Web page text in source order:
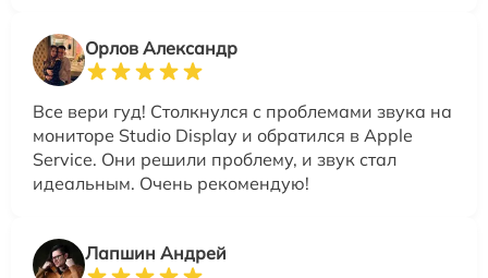
Орлов Александр
Все вери гуд! Столкнулся с проблемами звука на
мониторе Studio Display и обратился в Apple
Service. Они решили проблему, и звук стал
идеальным. Очень рекомендую!
Лапшин Андрей